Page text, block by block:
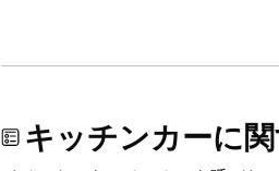
キッチンカーに